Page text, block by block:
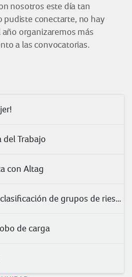
nosotros este día tan
pudiste conectarte, no hay
organizaremos más
a las convocatorias.
del Trabajo
con Altag
Seminario Nueva clasificación de grupos de riesgo para COVID-19 en trabajadores
de carga